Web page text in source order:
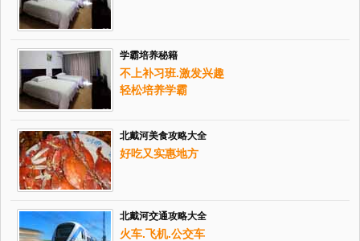
学霸培养秘籍
不上补习班.激发兴趣
轻松培养学霸
北戴河美食攻略大全
好吃又实惠地方
北戴河交通攻略大全
火车.飞机.公交车